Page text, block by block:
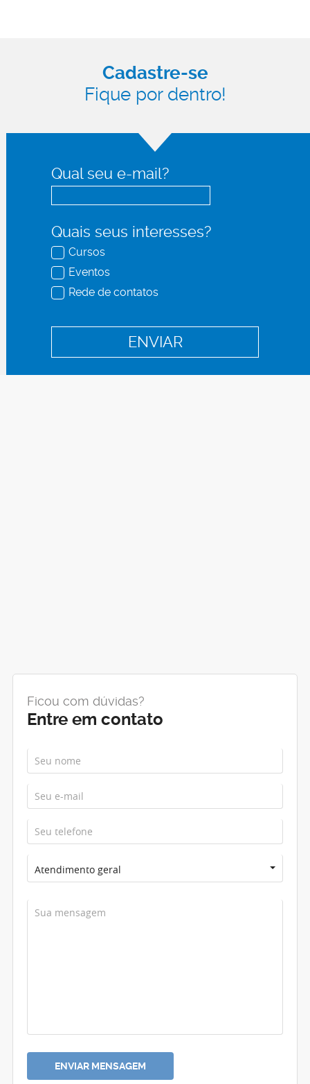
Cadastre-se
Fique por dentro!
Qual seu e-mail?
Quais seus interesses?
Cursos
Eventos
Rede de contatos
Ficou com dúvidas?
Entre em contato
Atendimento geral